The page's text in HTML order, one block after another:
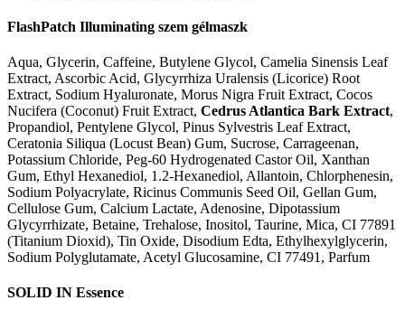
FlashPatch Illuminating szem gélmaszk
Aqua, Glycerin, Caffeine, Butylene Glycol, Camelia Sinensis Leaf
Extract, Ascorbic Acid, Glycyrrhiza Uralensis (Licorice) Root
Extract, Sodium Hyaluronate, Morus Nigra Fruit Extract, Cocos
Nucifera (Coconut) Fruit Extract, Cedrus Atlantica Bark Extract,
Propandiol, Pentylene Glycol, Pinus Sylvestris Leaf Extract,
Ceratonia Siliqua (Locust Bean) Gum, Sucrose, Carrageenan,
Potassium Chloride, Peg-60 Hydrogenated Castor Oil, Xanthan
Gum, Ethyl Hexanediol, 1.2-Hexanediol, Allantoin, Chlorphenesin,
Sodium Polyacrylate, Ricinus Communis Seed Oil, Gellan Gum,
Cellulose Gum, Calcium Lactate, Adenosine, Dipotassium
Glycyrrhizate, Betaine, Trehalose, Inositol, Taurine, Mica, CI 77891
(Titanium Dioxid), Tin Oxide, Disodium Edta, Ethylhexylglycerin,
Sodium Polyglutamate, Acetyl Glucosamine, CI 77491, Parfum
SOLID IN Essence